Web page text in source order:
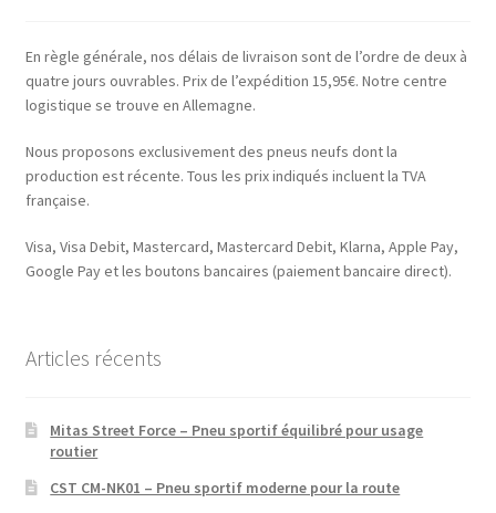
En règle générale, nos délais de livraison sont de l’ordre de deux à
quatre jours ouvrables. Prix de l’expédition 15,95€. Notre centre
logistique se trouve en Allemagne.
Nous proposons exclusivement des pneus neufs dont la
production est récente. Tous les prix indiqués incluent la TVA
française.
Visa, Visa Debit, Mastercard, Mastercard Debit, Klarna, Apple Pay,
Google Pay et les boutons bancaires (paiement bancaire direct).
Articles récents
Mitas Street Force – Pneu sportif équilibré pour usage
routier
CST CM-NK01 – Pneu sportif moderne pour la route